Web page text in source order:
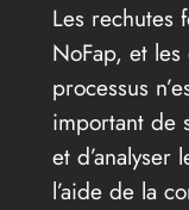
Les rechutes
NoFap, et
processus
important de
et d’analyser
l’aide de la